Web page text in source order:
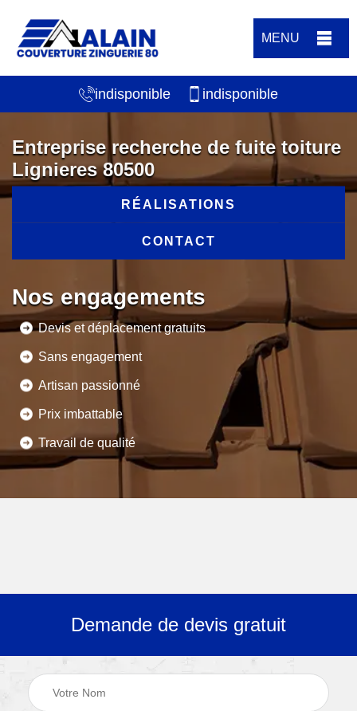
MENU
indisponible indisponible
Entreprise recherche de fuite toiture
Lignieres 80500
RÉALISATIONS
CONTACT
Nos engagements
Devis et déplacement gratuits
Sans engagement
Artisan passionné
Prix imbattable
Travail de qualité
Demande de devis gratuit